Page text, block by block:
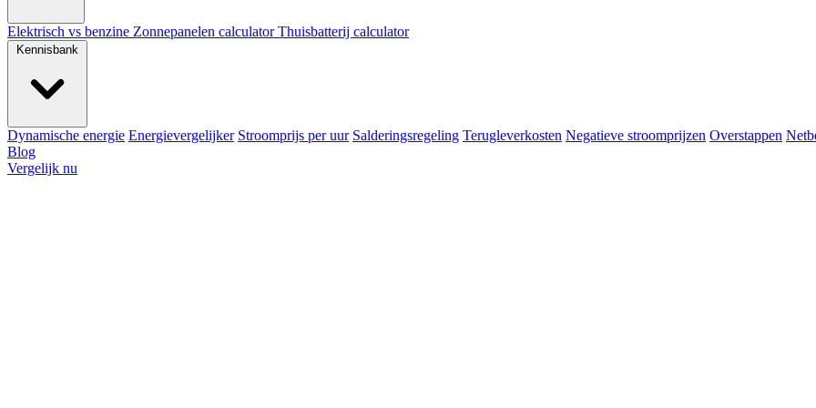
Elektrisch vs benzine Zonnepanelen calculatorThuisbatterij calculator
Kennisbank
Dynamische energie Energievergelijker Stroomprijs per uur Salderingsregeling Terugleverkosten Negatieve stroomprijzen Overstappen
Blog
Vergelijk nu